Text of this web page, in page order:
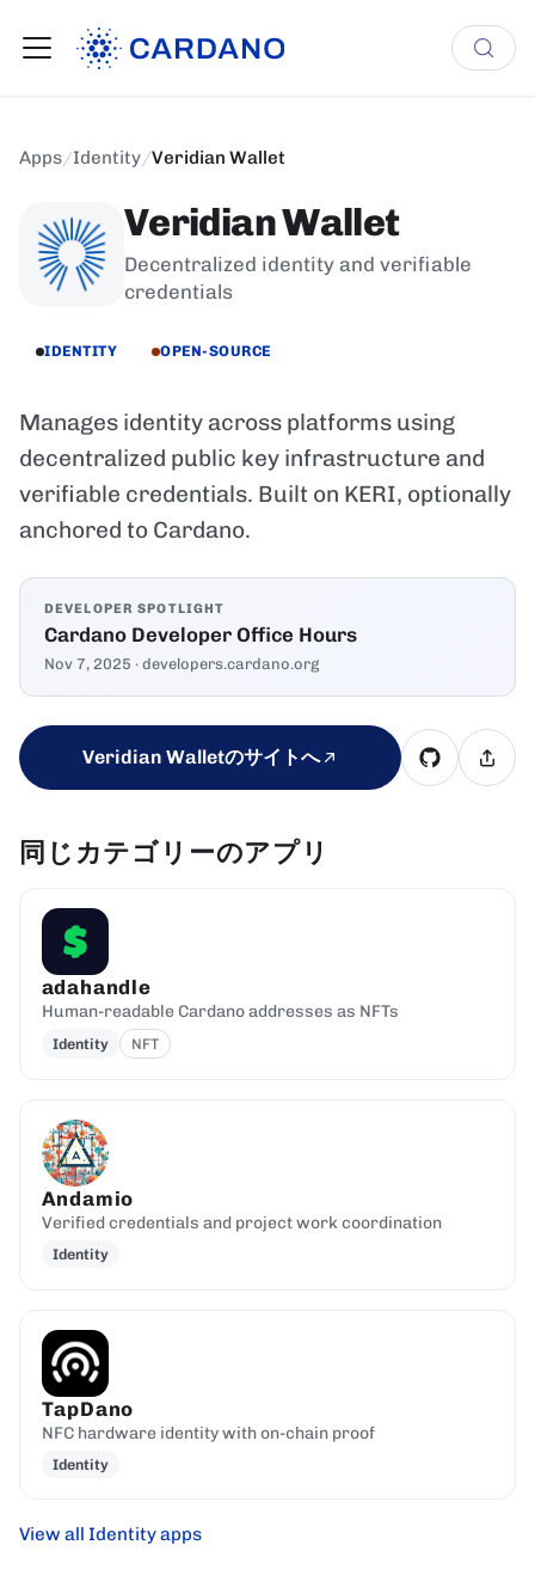
Apps/Identity/Veridian Wallet
Veridian Wallet
Decentralized identity and verifiable
credentials
IDENTITY OPEN-SOURCE
Manages identity across platforms using
decentralized public key infrastructure and
verifiable credentials. Built on KERI, optionally
anchored to Cardano.
DEVELOPER SPOTLIGHT
Cardano Developer Office Hours
Nov 7, 2025 · developers.cardano.org
Veridian Walletのサイトへ
同じカテゴリーのアプリ
adahandle
Human-readable Cardano addresses as NFTs
Identity NFT
Andamio
Verified credentials and project work coordination
Identity
TapDano
NFC hardware identity with on-chain proof
Identity
View all Identity apps